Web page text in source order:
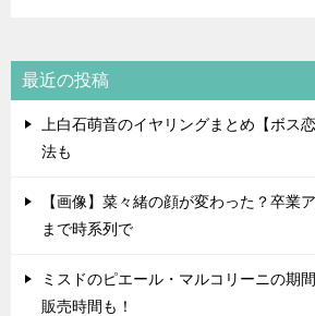
最近の投稿
上白石萌音のイヤリングまとめ【ボス
法も
【画像】菜々緒の顔が変わった？卒業
まで時系列で
ミスドのピエール・マルコリーニの期
販売時間も！